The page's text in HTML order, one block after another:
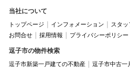
当社について
トップページ インフォメーション スタ
お問合せ
採用情報 プライバシーポリシー
逗子市の物件検索
逗子市新築一戸建ての不動産
逗子市中古一